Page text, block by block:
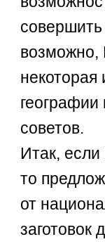
возможно,
географии
советов.
Итак,
то
от
заготовок